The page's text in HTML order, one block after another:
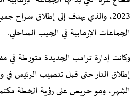
2023، والذي يهدف إلى إطلاق سراح
الجماعات الإرهابية في الجيب الساحلي.
وكانت إدارة ترامب الجديدة متورطة
إطلاق النار حتى قبل تنصيب الرئيس
الشهر، وهو حريص على رؤية الخطة